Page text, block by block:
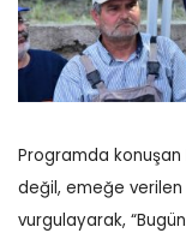
Programda konuşan
değil, emeğe
vurgulayarak,